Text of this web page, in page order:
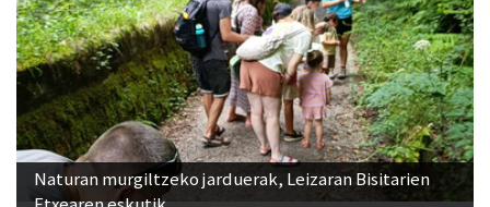
Naturan murgiltzeko jarduerak, Leizaran Bisitarien